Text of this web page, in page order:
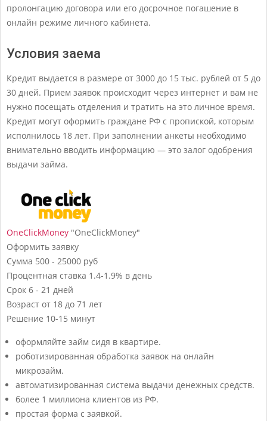
пролонгацию договора или его досрочное погашение в
онлайн режиме личного кабинета.
Условия заема
Кредит выдается в размере от 3000 до 15 тыс. рублей от 5 до
30 дней. Прием заявок происходит через интернет и вам не
нужно посещать отделения и тратить на это личное время.
Кредит могут оформить граждане РФ с пропиской, которым
исполнилось 18 лет. При заполнении анкеты необходимо
внимательно вводить информацию — это залог одобрения
выдачи займа.
OneClickMoney "OneClickMoney"
Оформить заявку
Сумма 500 - 25000 руб
Процентная ставка 1.4-1.9% в день
Срок 6 - 21 дней
Возраст от 18 до 71 лет
Решение 10-15 минут
оформляйте займ сидя в квартире.
роботизированная обработка заявок на онлайн
микрозайм.
автоматизированная система выдачи денежных средств.
более 1 миллиона клиентов из РФ.
простая форма с заявкой.